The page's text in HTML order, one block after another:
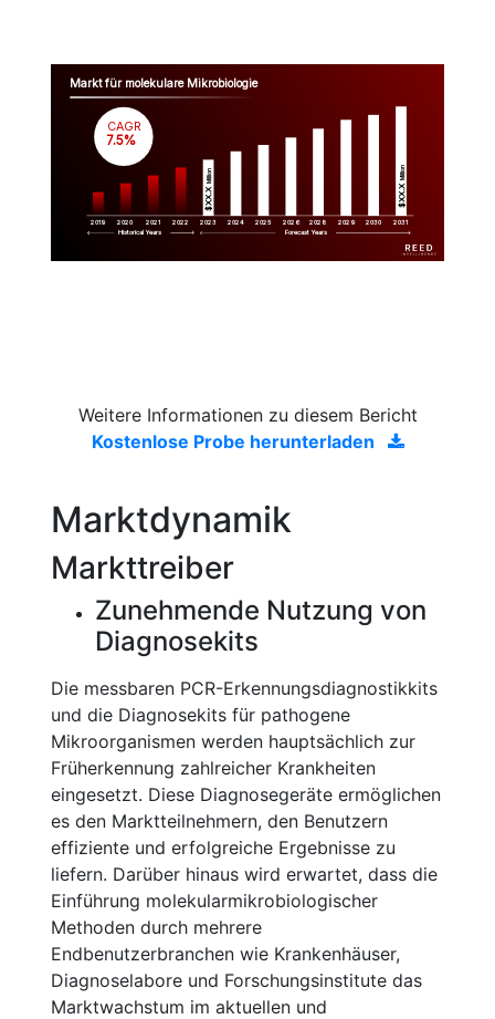
Markt für molekulare Mikrobiologie
2019 2020 2021 2022 2023 2024 2025 2026 2028 2029 2030 2031
$XX.X
Million
$XX.X
Million
CAGR
7.5%
Historical Years Forecast Years
Weitere Informationen zu diesem Bericht
Kostenlose Probe herunterladen
Marktdynamik
Markttreiber
Zunehmende Nutzung von
Diagnosekits
Die messbaren PCR-Erkennungsdiagnostikkits
und die Diagnosekits für pathogene
Mikroorganismen werden hauptsächlich zur
Früherkennung zahlreicher Krankheiten
eingesetzt. Diese Diagnosegeräte ermöglichen
es den Marktteilnehmern, den Benutzern
effiziente und erfolgreiche Ergebnisse zu
liefern. Darüber hinaus wird erwartet, dass die
Einführung molekularmikrobiologischer
Methoden durch mehrere
Endbenutzerbranchen wie Krankenhäuser,
Diagnoselabore und Forschungsinstitute das
Marktwachstum im aktuellen und